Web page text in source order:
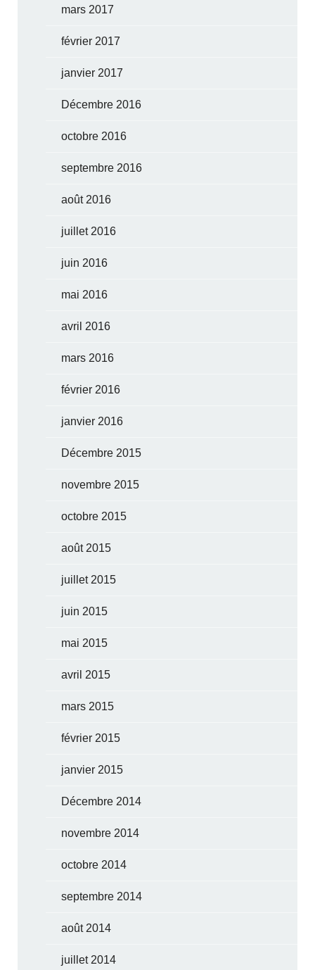
mars 2017
février 2017
janvier 2017
Décembre 2016
octobre 2016
septembre 2016
août 2016
juillet 2016
juin 2016
mai 2016
avril 2016
mars 2016
février 2016
janvier 2016
Décembre 2015
novembre 2015
octobre 2015
août 2015
juillet 2015
juin 2015
mai 2015
avril 2015
mars 2015
février 2015
janvier 2015
Décembre 2014
novembre 2014
octobre 2014
septembre 2014
août 2014
juillet 2014